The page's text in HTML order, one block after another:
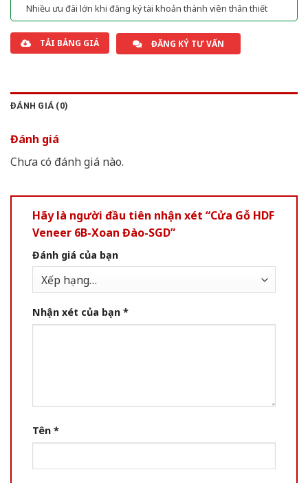
Nhiều ưu đãi lớn khi đăng ký tài khoản thành viên thân thiết
TẢI BẢNG GIÁ ĐĂNG KÝ TƯ VẤN
ĐÁNH GIÁ (0)
Đánh giá
Chưa có đánh giá nào.
Hãy là người đầu tiên nhận xét “Cửa Gỗ HDF
Veneer 6B-Xoan Đào-SGD”
Đánh giá của bạn
Nhận xét của bạn *
Tên *